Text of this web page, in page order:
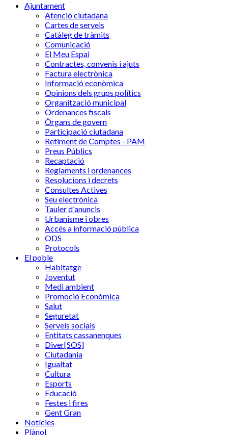
Ajuntament
Atenció ciutadana
Cartes de serveis
Catàleg de tràmits
Comunicació
El Meu Espai
Contractes, convenis i ajuts
Factura electrònica
Informació econòmica
Opinions dels grups polítics
Organització municipal
Ordenances fiscals
Òrgans de govern
Participació ciutadana
Retiment de Comptes - PAM
Preus Públics
Recaptació
Reglaments i ordenances
Resolucions i decrets
Consultes Actives
Seu electrònica
Tauler d'anuncis
Urbanisme i obres
Accés a informació pública
ODS
Protocols
El poble
Habitatge
Joventut
Medi ambient
Promoció Econòmica
Salut
Seguretat
Serveis socials
Entitats cassanenques
Diver[SOS]
Ciutadania
Igualtat
Cultura
Esports
Educació
Festes i fires
Gent Gran
Notícies
Plànol